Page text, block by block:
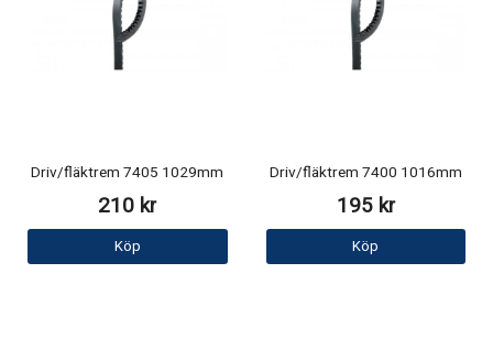
Driv/fläktrem 7405 1029mm
210 kr
Köp
Driv/fläktrem 7400 1016mm
195 kr
Köp